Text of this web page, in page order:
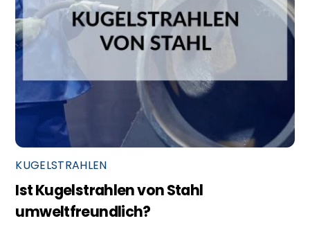
KUGELSTRAHLEN
Ist Kugelstrahlen von Stahl
umweltfreundlich?